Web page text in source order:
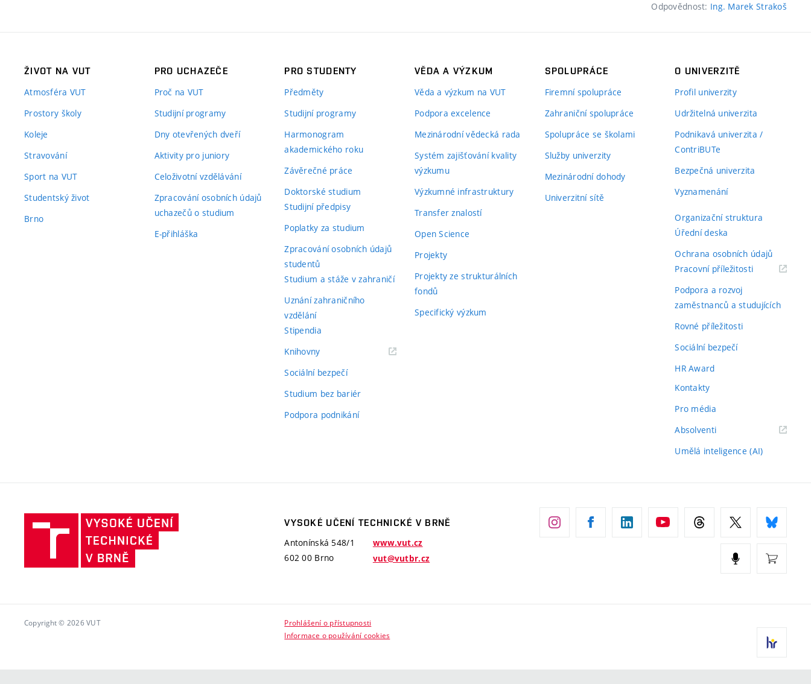
Odpovědnost: Ing. Marek Strakoš
ŽIVOT NA VUT
Atmosféra VUT
Prostory školy
Koleje
Stravování
Sport na VUT
Studentský život
Brno
PRO UCHAZEČE
Proč na VUT
Studijní programy
Dny otevřených dveří
Aktivity pro juniory
Celoživotní vzdělávání
Zpracování osobních údajů
uchazečů o studium
E-přihláška
PRO STUDENTY
Předměty
Studijní programy
Harmonogram
akademického roku
Závěrečné práce
Doktorské studium
Studijní předpisy
Poplatky za studium
Zpracování osobních údajů
studentů
Studium a stáže v zahraničí
Uznání zahraničního
vzdělání
Stipendia
Knihovny(externí
Sociální bezpečí
Studium bez bariér
Podpora podnikání
VĚDA A VÝZKUM
Věda a výzkum na VUT
Podpora excelence
Mezinárodní vědecká rada
Systém zajišťování kvality
výzkumu
Výzkumné infrastruktury
Transfer znalostí
Open Science
Projekty
Projekty ze strukturálních
fondů
Specifický výzkum
SPOLUPRÁCE
Firemní spolupráce
Zahraniční spolupráce
Spolupráce se školami
Služby univerzity
Mezinárodní dohody
Univerzitní sítě
O UNIVERZITĚ
Profil univerzity
Udržitelná univerzita
Podnikavá univerzita /
ContriBUTe
Bezpečná univerzita
Vyznamenání
Organizační struktura
Úřední deska
Ochrana osobních údajů
Pracovní příležitosti(externí
Podpora a rozvoj
zaměstnanců a studujících
Rovné příležitosti
Sociální bezpečí
HR Award
Kontakty
Pro média
Absolventi(externí
Umělá inteligence (AI)
učení
VYSOKÉ UČENÍ TECHNICKÉ V BRNĚ
Antonínská 548/1
602 00 Brno
www.vut.cz
vut@vutbr.cz
Copyright © 2026 VUT
Prohlášení o přístupnosti
Informace o používání cookies